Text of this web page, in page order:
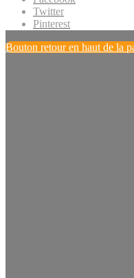
Twitter
Pinterest
Bouton retour en haut de la